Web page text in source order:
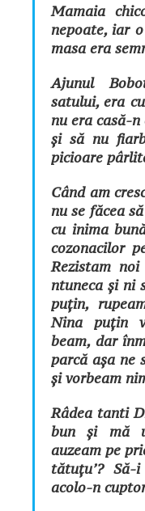
Mamaia
nepoate, iar
masa era
Ajunul
satului, era
nu era casă-n
și să nu
picioare
Când am
nu se făcea
cu inima
cozonacilor
Rezistam
ntuneca și ni
puțin,
Nina puțin
beam, dar
parcă așa ne
și vorbeam
Râdea tanti
bun și mă
auzeam pe
tătuțu’?
acolo-n